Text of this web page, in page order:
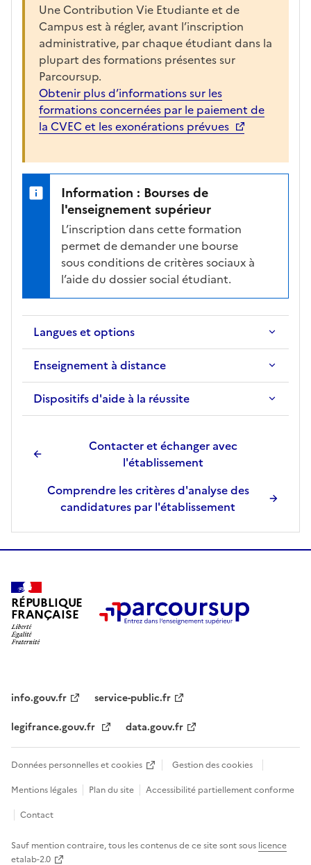
r
g
é
e
o
u
r
f
i
c
h
e
r
l
a
f
c
e
e
a
o
r
m
a
t
n
s
n
n
Une Contribution Vie Etudiante et de
Campus est à régler, avant l’inscription
administrative, par chaque étudiant dans la
plupart des formations présentes sur
Parcoursup.
Obtenir plus d’informations sur les
formations concernées par le paiement de
la CVEC et les exonérations prévues
Information : Bourses de
l'enseignement supérieur
L’inscription dans cette formation
permet de demander une bourse
sous conditions de critères sociaux à
l’aide du dossier social étudiant.
Langues et options
Enseignement à distance
Dispositifs d'aide à la réussite
Contacter et échanger avec
l'établissement
Comprendre les critères d'analyse des
candidatures par l'établissement
RÉPUBLIQUE
FRANÇAISE
info.gouv.fr
service-public.fr
legifrance.gouv.fr
data.gouv.fr
Données personnelles et cookies
Gestion des cookies
Mentions légales
Plan du site
Accessibilité partiellement conforme
Contact
Sauf mention contraire, tous les contenus de ce site sont sous licence
etalab-2.0